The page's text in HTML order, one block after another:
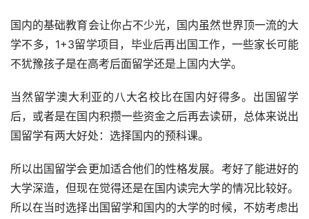
国内的基础教育会让你占不少光，国内虽然世界顶一流的大
学不多，1+3留学项目，毕业后再出国工作，一些家长可能
不犹豫孩子是在高考后面留学还是上国内大学。
当然留学澳大利亚的八大名校比在国内好得多。出国留学
后，或者是在国内积攒一些资金之后再去读研，总体来说出
国留学有两大好处：选择国内的预科课。
所以出国留学会更加适合他们的性格发展。考好了能进好的
大学深造，但现在觉得还是在国内读完大学的情况比较好。
所以在当时选择出国留学和国内的大学的时候，不妨考虑出